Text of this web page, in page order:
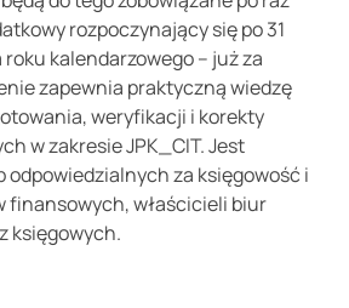
rozpoczynający się po 31
kalendarzowego – już za
zapewnia praktyczną wiedzę
weryfikacji i korekty
w zakresie JPK_CIT. Jest
odpowiedzialnych za księgowość i
finansowych, właścicieli biur
księgowych.